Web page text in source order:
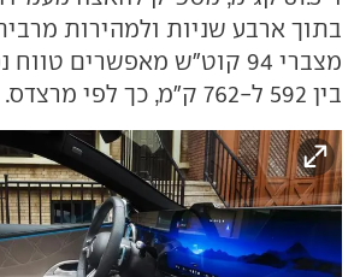
מצברי 94 קוט"ש מאפשרים
בין 592 ל-762 ק"מ, כך לפי מרצדס.